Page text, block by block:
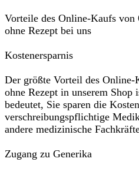
Vorteile des Online-Kaufs von
ohne Rezept bei uns
Kostenersparnis
Der größte Vorteil des
ohne Rezept in unserem Shop
bedeutet, Sie sparen die
verschreibungspflichtige
andere medizinische
Zugang zu Generika